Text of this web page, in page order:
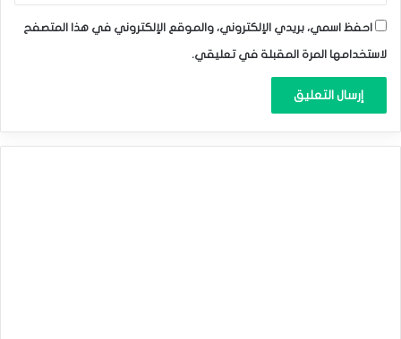
احفظ اسمي، بريدي الإلكتروني، والموقع الإلكتروني في هذا المتصفح
لاستخدامها المرة المقبلة في تعليقي.